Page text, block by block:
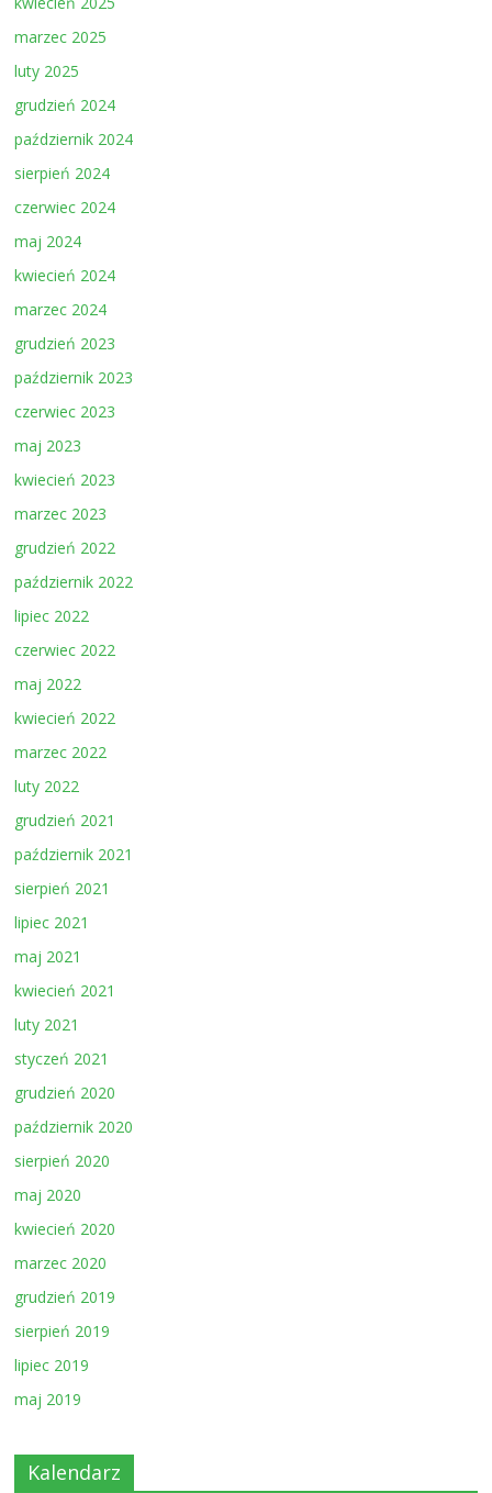
marzec 2025
luty 2025
grudzień 2024
październik 2024
sierpień 2024
czerwiec 2024
maj 2024
kwiecień 2024
marzec 2024
grudzień 2023
październik 2023
czerwiec 2023
maj 2023
kwiecień 2023
marzec 2023
grudzień 2022
październik 2022
lipiec 2022
czerwiec 2022
maj 2022
kwiecień 2022
marzec 2022
luty 2022
grudzień 2021
październik 2021
sierpień 2021
lipiec 2021
maj 2021
kwiecień 2021
luty 2021
styczeń 2021
grudzień 2020
październik 2020
sierpień 2020
maj 2020
kwiecień 2020
marzec 2020
grudzień 2019
sierpień 2019
lipiec 2019
maj 2019
Kalendarz